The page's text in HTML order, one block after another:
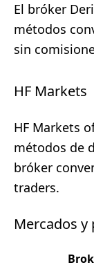
El bróker
métodos
sin
HF Markets
HF Markets
métodos de
bróker
traders.
Mercados y